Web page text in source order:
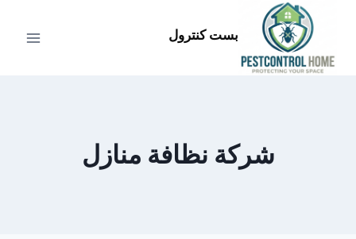
المحتوى
بست كنترول
شركة نظافة منازل